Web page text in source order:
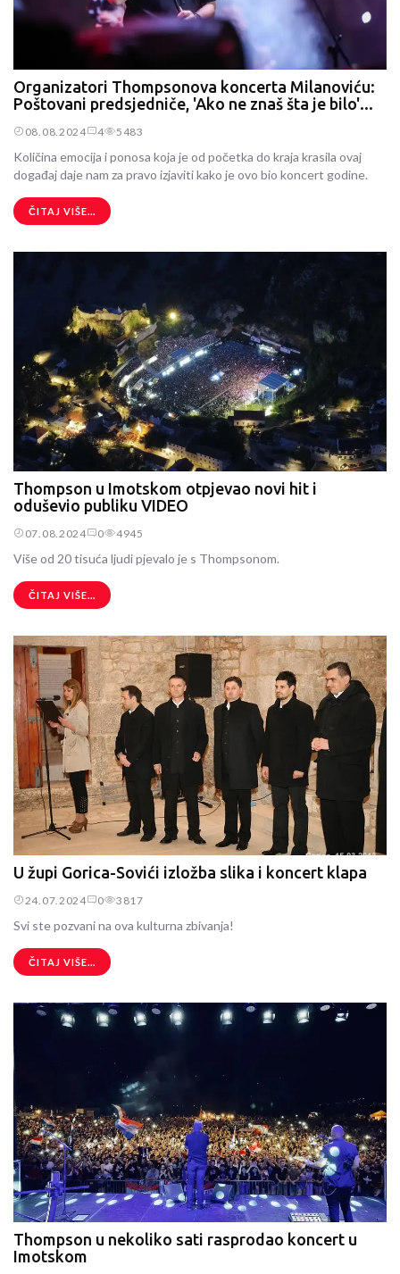
Organizatori Thompsonova koncerta Milanoviću:
Poštovani predsjedniče, 'Ako ne znaš šta je bilo'...
08.08.2024 4 5483
Količina emocija i ponosa koja je od početka do kraja krasila ovaj
događaj daje nam za pravo izjaviti kako je ovo bio koncert godine.
ČITAJ VIŠE...
Thompson u Imotskom otpjevao novi hit i
oduševio publiku VIDEO
07.08.2024 0 4945
Više od 20 tisuća ljudi pjevalo je s Thompsonom.
ČITAJ VIŠE...
U župi Gorica-Sovići izložba slika i koncert klapa
24.07.2024 0 3817
Svi ste pozvani na ova kulturna zbivanja!
ČITAJ VIŠE...
Thompson u nekoliko sati rasprodao koncert u
Imotskom